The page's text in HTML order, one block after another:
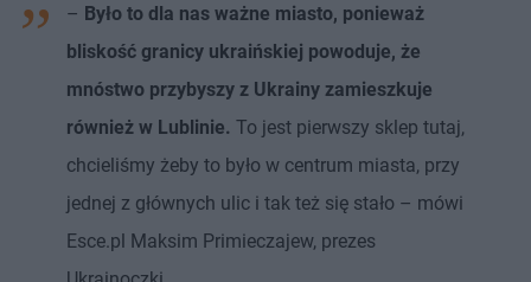
– Było to dla nas ważne miasto, ponieważ
bliskość granicy ukraińskiej powoduje, że
mnóstwo przybyszy z Ukrainy zamieszkuje
również w Lublinie. To jest pierwszy sklep tutaj,
chcieliśmy żeby to było w centrum miasta, przy
jednej z głównych ulic i tak też się stało – mówi
Esce.pl Maksim Primieczajew, prezes